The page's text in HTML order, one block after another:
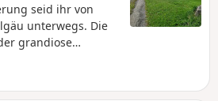
seid ihr von
unterwegs. Die
grandiose
Wendelinskapelle.